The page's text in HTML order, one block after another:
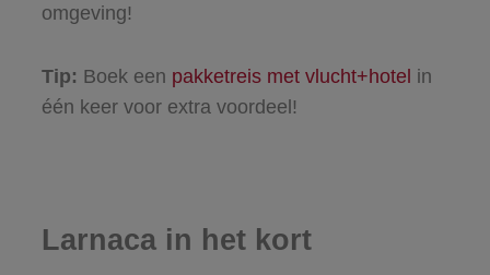
omgeving!
Tip: Boek een pakketreis met vlucht+hotel in
één keer voor extra voordeel!
Larnaca in het kort